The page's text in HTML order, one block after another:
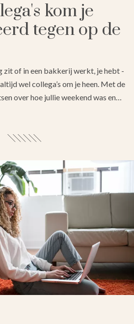
kom je
tegen op de
zit of in een bakkerij werkt, je hebt -
wel collega’s om je heen. Met de
over hoe jullie weekend was en…